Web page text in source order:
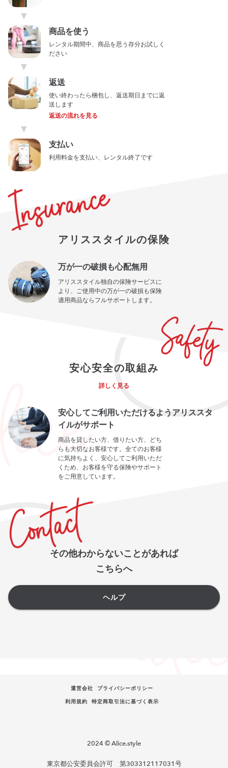
▼
商品を使う
レンタル期間中、商品を思う存分お試しく
ださい
▼
返送
使い終わったら梱包し、返送期日までに返
送します
返送の流れを見る
▼
支払い
利用料金を支払い、レンタル終了です
アリススタイルの保険
万が一の破損も心配無用
アリススタイル独自の保険サービスに
より、ご使用中の万が一の破損も保険
適用商品ならフルサポートします。
安心安全の取組み
詳しく見る
安心してご利用いただけるようアリススタ
イルがサポート
商品を貸したい方、借りたい方、どち
らも大切なお客様です。全てのお客様
に気持ちよく、安心してご利用いただ
くため、お客様を守る保険やサポート
をご用意しています。
その他わからないことがあれば
こちらへ
ヘルプ
運営会社
プライバシーポリシー
利用規約
特定商取引法に基づく表示
2024 © Alice.style
東京都公安委員会許可 第303312117031号